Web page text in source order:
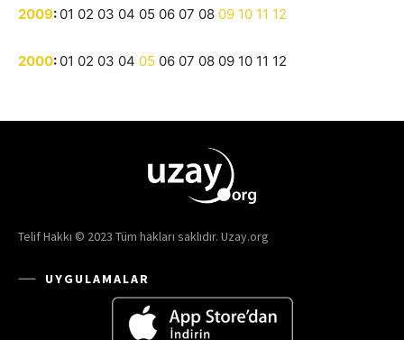
2009: 01 02 03 04 05 06 07 08 09 10 11 12
2000: 01 02 03 04 05 06 07 08 09 10 11 12
Telif Hakkı © 2023 Tüm hakları saklıdır. Uzay.org
UYGULAMALAR